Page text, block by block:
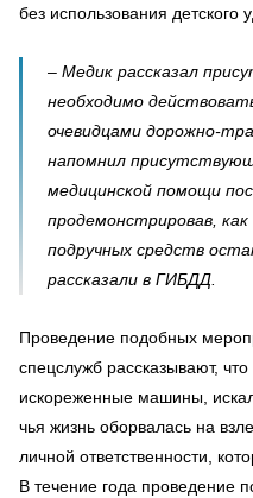
без использования детского
– Медик рассказал
необходимо
очевидцами дорожно-
напомнил
медицинской помощи
продемонстрировав,
подручных средств
рассказали в ГИБДД.
Проведение подобных
спецслужб рассказывают,
искореженные машины,
чья жизнь оборвалась на
личной ответственности,
В течение года проведение